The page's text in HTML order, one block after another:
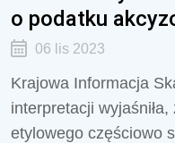
o podatku
06 lis 2023
Krajowa Informacja
interpretacji
etylowego częściowo